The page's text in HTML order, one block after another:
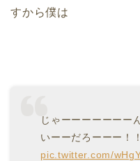
すから僕は
じゃーーーーーーー
いーーだろーーー！！
pic.twitter.com/